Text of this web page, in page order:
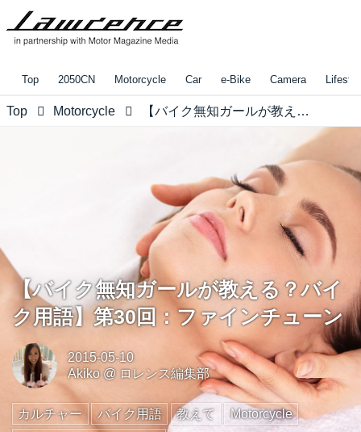
Top 2050CN Motorcycle Car e-Bike Camera
Top Motorcycle 【バイク無知ガールが教える？バイク用語】第30回：ファインチューン
【バイク無知ガールが教える？バイ
ク用語】第30回：ファインチューン
2015-05-10
Akiko@ ロレンス編集部
カルチャー バイク用語 教えて
Motorcycle